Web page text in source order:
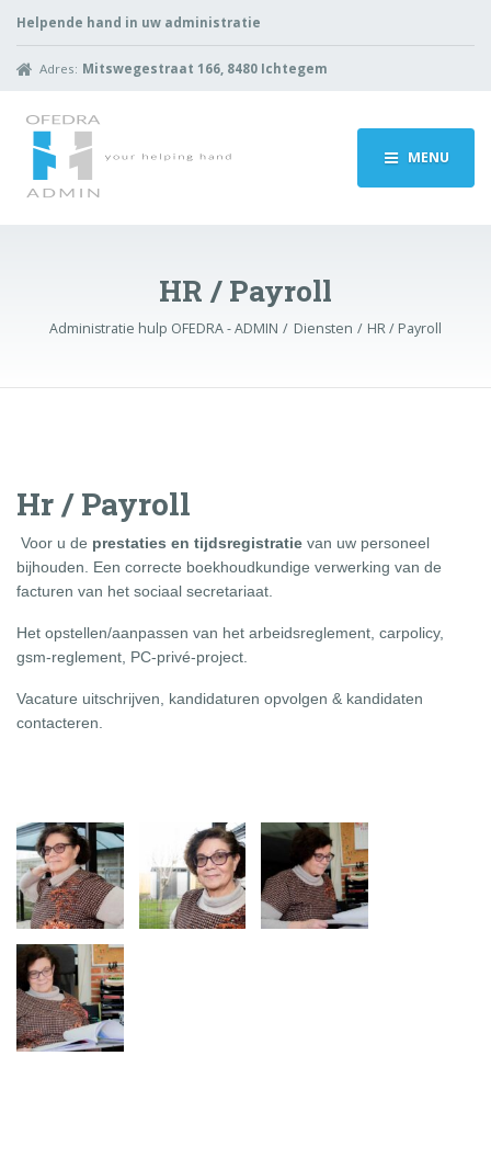
Helpende hand in uw administratie
Adres: Mitswegestraat 166, 8480 Ichtegem
MENU
HR / Payroll
Administratie hulp OFEDRA - ADMIN Diensten HR / Payroll
Hr / Payroll
Voor u de prestaties en tijdsregistratie van uw personeel
bijhouden. Een correcte boekhoudkundige verwerking van de
facturen van het sociaal secretariaat.
Het opstellen/aanpassen van het arbeidsreglement, carpolicy,
gsm-reglement, PC-privé-project.
Vacature uitschrijven, kandidaturen opvolgen & kandidaten
contacteren.